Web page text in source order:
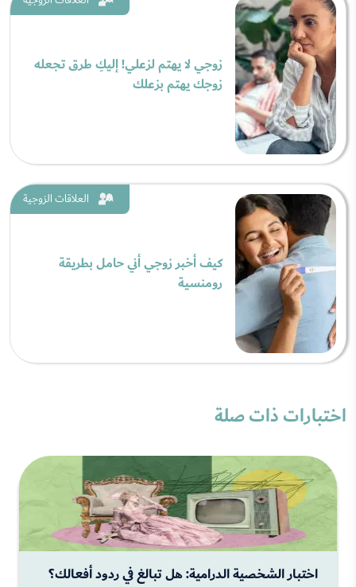
زوجي لا يهتم لزعلي! إليكِ طرق تجعله
زوجك يهتم بزعلك
العلاقات الزوجية
كيف أخبر زوجي أني حامل بطريقة
رومنسية
اختبارات ذات صلة
اختبار الشخصية الدرامية: هل تبالغ في ردود أفعالك؟